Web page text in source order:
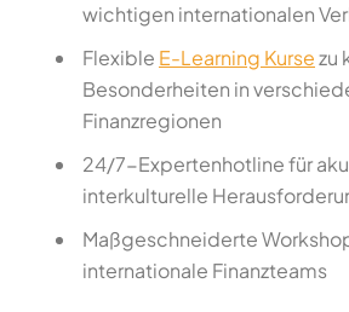
wichtigen internationalen
Flexible E-Learning Kursezu
Besonderheiten in
Finanzregionen
24/7-Expertenhotline für
interkulturelle
Maßgeschneiderte
internationale Finanzteams